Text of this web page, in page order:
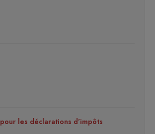
les déclarations d’impôts